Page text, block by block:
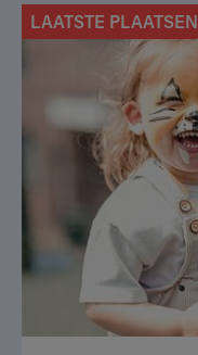
LAATSTE PLAATSEN